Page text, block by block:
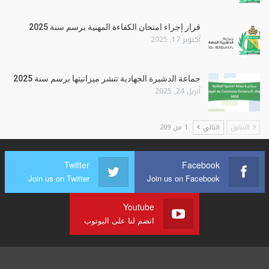
قرار إجراء امتحان الكفاءة المهنية برسم سنة 2025
أكتوبر 17, 2025
جماعة الدشيرة الجهادية تنشر ميزانيتها برسم سنة 2025
أبريل 24, 2025
السابق التالي 1 من 209
Facebook
Join us on Facebook
Twitter
Join us on Twitter
Youtube
انضم لنا على اليوتوب